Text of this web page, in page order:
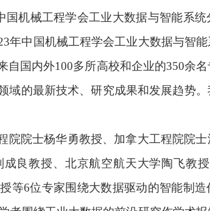
国机械工程学会工业大数据与智能系
年中国机械工程学会工业大数据与智
自国内外100多所高校和企业的350余
域的最新技术、研究成果和发展趋势
院院士杨华勇教授、加拿大工程院院
良教授、北京航空航天大学陶飞教
等6位专家围绕大数据驱动的智能制